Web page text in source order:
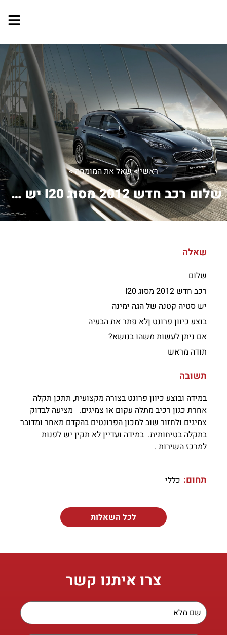
ראשי»שאל את המומחה»
שלום רכב חדש 2012 מסוג I20 יש סטיה ...
שאלה
שלום
רכב חדש 2012 מסוג I20
יש סטיה קטנה של הגה ימינה
בוצע כיוון פרונט ןלא פתר את הבעיה
אם ניתן לעשות משהו בנושא?
תודה מראש
תשובה
במידה ובוצע כיוון פרונט בצורה מקצועית, תתכן תקלה
אחרת כגון רכיב מתלה עקום או צמיגים. מציעה לבדוק
צמיגים ולחזור שוב למכון הפרונטים בהקדם מאחר ומדובר
בתקלה בטיחותית. במידה ועדיין לא תקין יש לפנות
למרכז השירות .
תחום: כללי
לכל השאלות
צרו איתנו קשר